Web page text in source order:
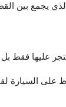
يجمع بين
عليها
على